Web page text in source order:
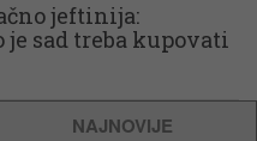
jeftinija:
je sad treba kupovati
NAJNOVIJE